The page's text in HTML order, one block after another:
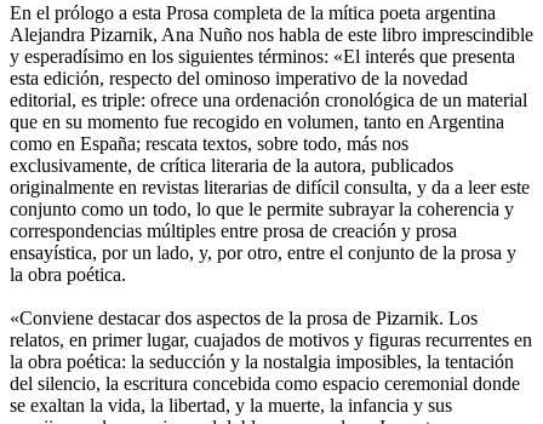
En el prólogo a esta Prosa completa de la mítica poeta argentina
Alejandra Pizarnik, Ana Nuño nos habla de este libro imprescindible
y esperadísimo en los siguientes términos: «El interés que presenta
esta edición, respecto del ominoso imperativo de la novedad
editorial, es triple: ofrece una ordenación cronológica de un material
que en su momento fue recogido en volumen, tanto en Argentina
como en España; rescata textos, sobre todo, más nos
exclusivamente, de crítica literaria de la autora, publicados
originalmente en revistas literarias de difícil consulta, y da a leer este
conjunto como un todo, lo que le permite subrayar la coherencia y
correspondencias múltiples entre prosa de creación y prosa
ensayística, por un lado, y, por otro, entre el conjunto de la prosa y
la obra poética.
«Conviene destacar dos aspectos de la prosa de Pizarnik. Los
relatos, en primer lugar, cuajados de motivos y figuras recurrentes en
la obra poética: la seducción y la nostalgia imposibles, la tentación
del silencio, la escritura concebida como espacio ceremonial donde
se exaltan la vida, la libertad, y la muerte, la infancia y sus